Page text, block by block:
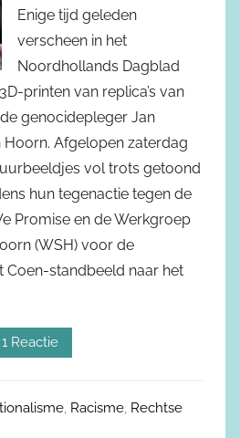
Enige tijd geleden
verscheen in het
Noordhollands Dagblad
printen van replica’s van
genocidepleger Jan
Hoorn. Afgelopen zaterdag
vol trots getoond
hun tegenactie tegen de
Promise en de Werkgroep
(WSH) voor de
Coen-standbeeld naar het
1 Reactie
, Racisme, Rechtse